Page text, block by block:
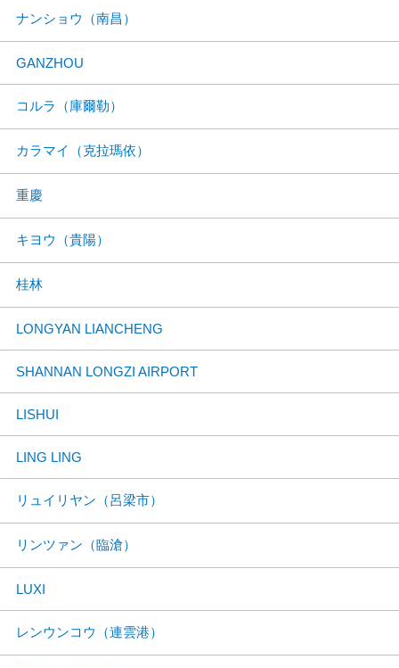
ナンショウ（南昌）
GANZHOU
コルラ（庫爾勒）
カラマイ（克拉瑪依）
重慶
キヨウ（貴陽）
桂林
LONGYAN LIANCHENG
SHANNAN LONGZI AIRPORT
LISHUI
LING LING
リュイリヤン（呂梁市）
リンツァン（臨滄）
LUXI
レンウンコウ（連雲港）